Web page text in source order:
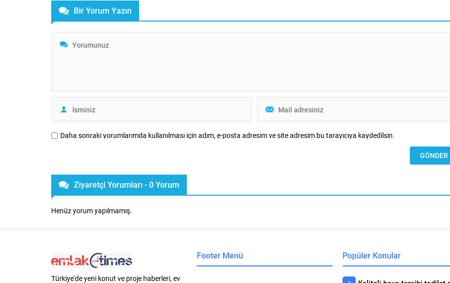
sıcağa, darbeye, çizilmeye karşı dayanıklı
ve antibakteriyel bir yapıya sahip olan
Kalesinterflex, yeni ürün serisi Calacatta
doğallığını yaşam alanlarına taşıyor.
Bir Yorum Yazın
Daha sonraki yorumlarımda kullanılması için adım, e-posta adresim ve site adresim bu tarayıcıya kaydedilsin.
Ziyaretçi Yorumları - 0 Yorum
Henüz yorum yapılmamış.
Türkiye'de yeni konut ve proje haberleri, ev
Footer Menü Popüler Konular